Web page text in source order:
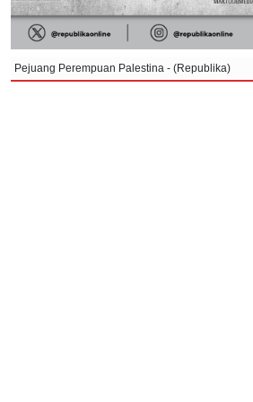
Pejuang Perempuan Palestina - (Republika)